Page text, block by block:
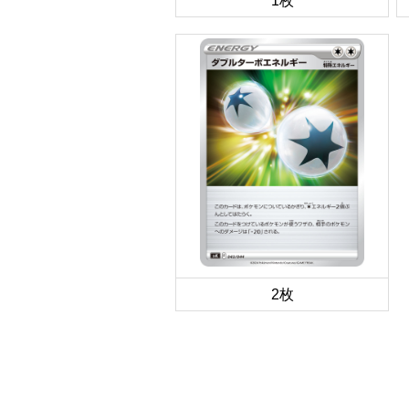
2枚